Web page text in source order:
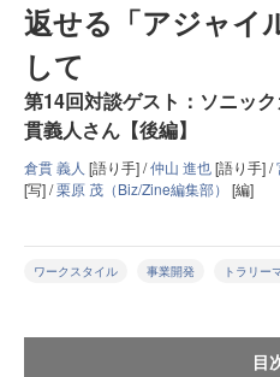
返せる「アジャイ
して
第14回対談ゲスト：ソニッ
貫義人さん【後編】
倉貫 義人 [語り手] /仲山 進也[語り手] /
[写] /栗原 茂（Biz/Zine編集部） [編]
ワークスタイル 事業開発 トラリー
目